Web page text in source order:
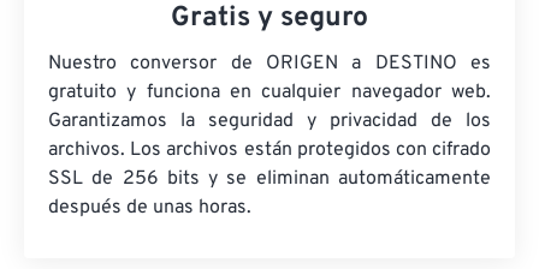
Gratis y seguro
Nuestro conversor de ORIGEN a DESTINO es
gratuito y funciona en cualquier navegador web.
Garantizamos la seguridad y privacidad de los
archivos. Los archivos están protegidos con cifrado
SSL de 256 bits y se eliminan automáticamente
después de unas horas.